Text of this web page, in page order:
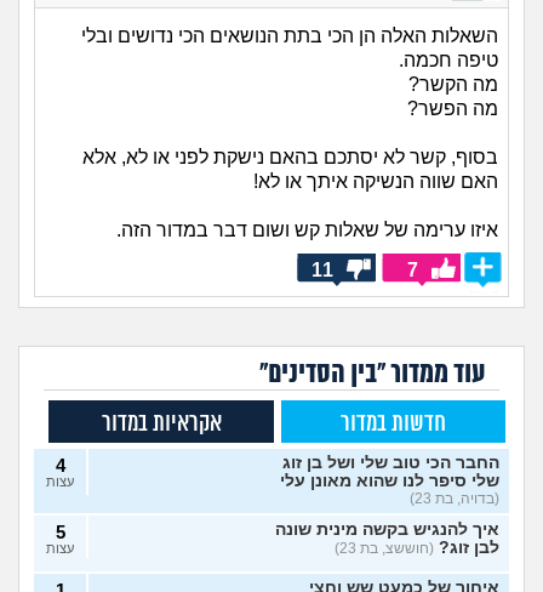
השאלות האלה הן הכי בתת הנושאים הכי נדושים ובלי
טיפה חכמה.
מה הקשר?
מה הפשר?
בסוף, קשר לא יסתכם בהאם נישקת לפני או לא, אלא
האם שווה הנשיקה איתך או לא!
איזו ערימה של שאלות קש ושום דבר במדור הזה.
7
11
עוד ממדור "בין הסדינים"
חדשות במדור אקראיות במדור
החבר הכי טוב שלי ושל בן זוג
שלי סיפר לנו שהוא מאונן עלי
(בדויה, בת 23)
4
עצות
איך להנגיש בקשה מינית שונה
לבן זוג? (חוששצ, בת 23)
5
עצות
איחור של כמעט שש וחצי